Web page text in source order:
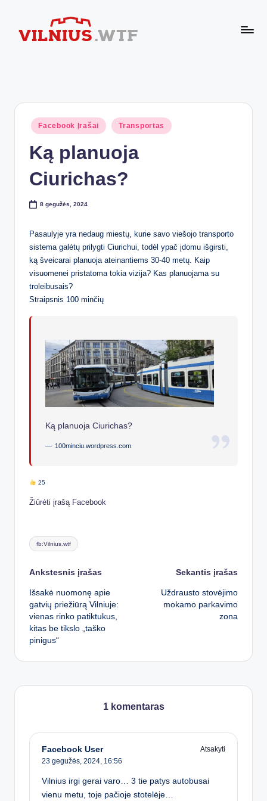
Ibuto
durimis
Posted
in
Facebook Įrašai Transportas
Ką planuoja
Ciurichas?
8 gegužės, 2024
Pasaulyje yra nedaug miestų, kurie savo viešojo transporto
sistema galėtų prilygti Ciurichui, todėl ypač įdomu išgirsti,
ką šveicarai planuoja ateinantiems 30-40 metų. Kaip
visuomenei pristatoma tokia vizija? Kas planuojama su
troleibusais?
Straipsnis 100 minčių
Ką planuoja Ciurichas?
100minciu.wordpress.com
25
Žiūrėti įrašą Facebook
Tags:
fb:Vilnius.wtf
Post
navigation
Ankstesnis įrašas
Išsakė nuomonę apie
gatvių priežiūrą Vilniuje:
vienas rinko patiktukus,
kitas be tikslo „taško
pinigus“
Sekantis įrašas
Uždrausto stovėjimo
mokamo parkavimo
zona
1 komentaras
Facebook User
Atsakyti
23 gegužės, 2024, 16:56
Vilnius irgi gerai varo… 3 tie patys autobusai
vienu metu, toje pačioje stotelėje…